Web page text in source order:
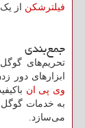
فیلترشکن از
جمع‌بندی
تحریم‌های
ابزارهای دور
وی پی ان
به خدمات گوگل
می‌سازد.